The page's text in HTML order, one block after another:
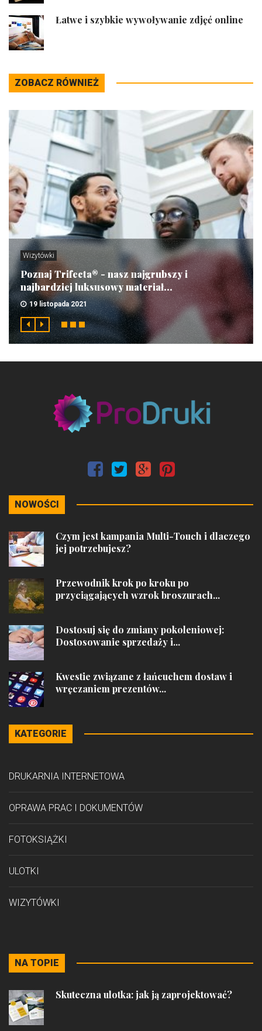
Łatwe i szybkie wywoływanie zdjęć online
ZOBACZ RÓWNIEŻ
Wizytówki
Poznaj Trifecta® - nasz najgrubszy i
najbardziej luksusowy materiał...
19 listopada 2021
NOWOŚCI
Czym jest kampania Multi-Touch i dlaczego
jej potrzebujesz?
Przewodnik krok po kroku po
przyciągających wzrok broszurach...
Dostosuj się do zmiany pokoleniowej:
Dostosowanie sprzedaży i...
Kwestie związane z łańcuchem dostaw i
wręczaniem prezentów...
KATEGORIE
DRUKARNIA INTERNETOWA
OPRAWA PRAC I DOKUMENTÓW
FOTOKSIĄŻKI
ULOTKI
WIZYTÓWKI
NA TOPIE
Skuteczna ulotka: jak ją zaprojektować?